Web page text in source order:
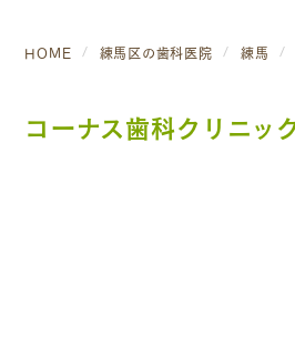
HOME 練馬区の歯科医院 練馬
コーナス歯科クリニッ